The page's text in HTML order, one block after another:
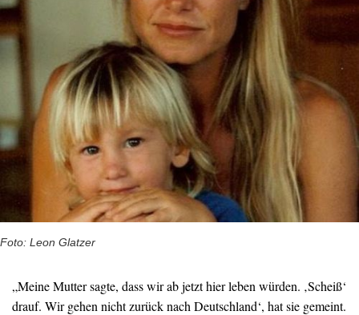
Foto: Leon Glatzer
„Meine Mutter sagte, dass wir ab jetzt hier leben würden. ‚Scheiß‘
drauf. Wir gehen nicht zurück nach Deutschland‘, hat sie gemeint.